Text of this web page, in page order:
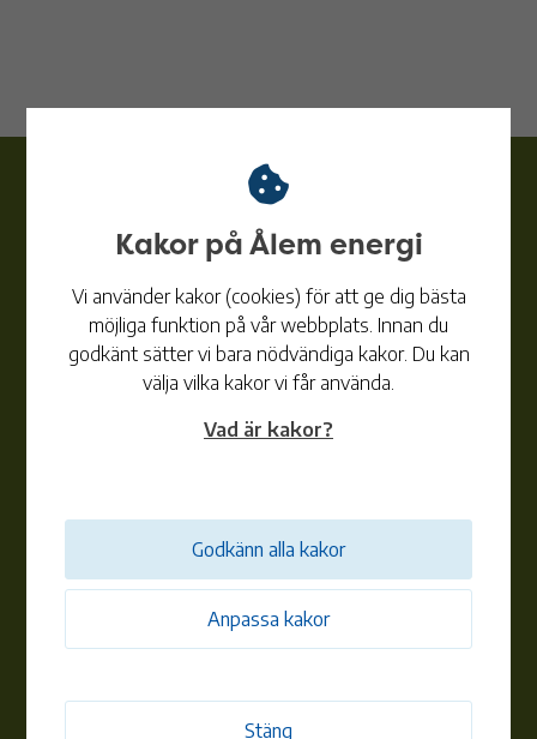
Ålem energi
Telefon:010-353 83 62
Ordinarie telefon- och besökstid:
Tors, Fre 10:00-12:00
Adress:
384 71 Timmernabben
utanför telefontid ring jourtelefonen:
Kakor på Ålem energi
Vi använder kakor (cookies) för att ge dig bästa
möjliga funktion på vår webbplats. Innan du
godkänt sätter vi bara nödvändiga kakor. Du kan
välja vilka kakor vi får använda.
Vad är kakor?
Anpassa kakor
Stäng
Godkänn alla kakor